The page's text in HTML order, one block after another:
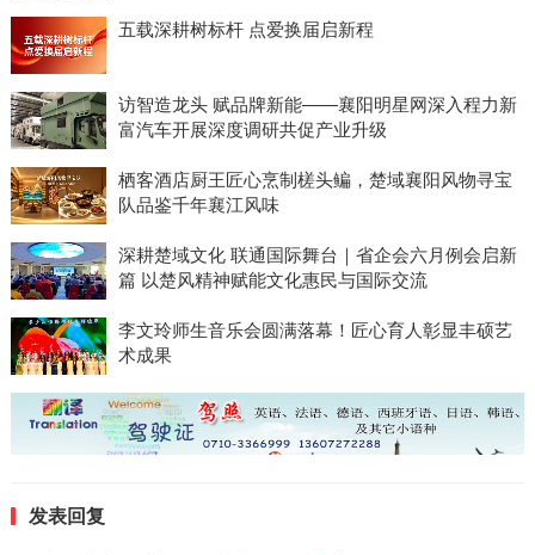
五载深耕树标杆 点爱换届启新程
访智造龙头 赋品牌新能——襄阳明星网深入程力新
富汽车开展深度调研共促产业升级
栖客酒店厨王匠心烹制槎头鳊，楚域襄阳风物寻宝
队品鉴千年襄江风味
深耕楚域文化 联通国际舞台｜省企会六月例会启新
篇 以楚风精神赋能文化惠民与国际交流
李文玲师生音乐会圆满落幕！匠心育人彰显丰硕艺
术成果
发表回复